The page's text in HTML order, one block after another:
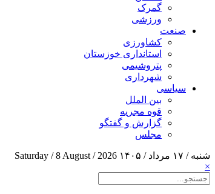
گمرک
ورزشی
صنعت
کشاورزی
استانداری خوزستان
پتروشیمی
شهرداری
سیاسی
بین الملل
قوه مجریه
گزارش و گفتگو
مجلس
شنبه / ۱۷ مرداد / ۱۴۰۵
Saturday / 8 August / 2026
×